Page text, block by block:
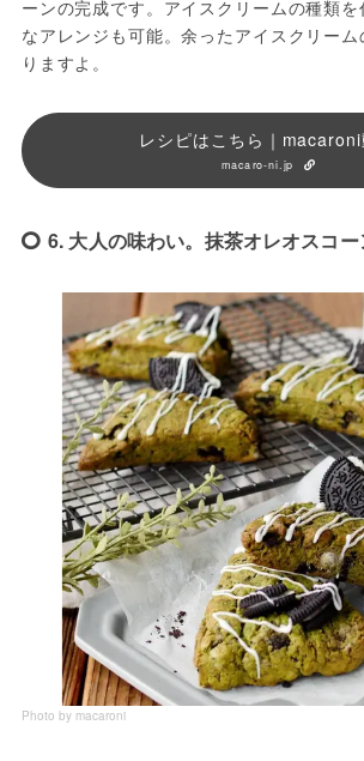
ーンの完成です。アイスクリームの種類
なアレンジも可能。余ったアイスクリー
りますよ。
レシピはこちら｜
macaro-ni.jp
6. 大人の味わい。抹茶オレオスコー
Photo by macaroni